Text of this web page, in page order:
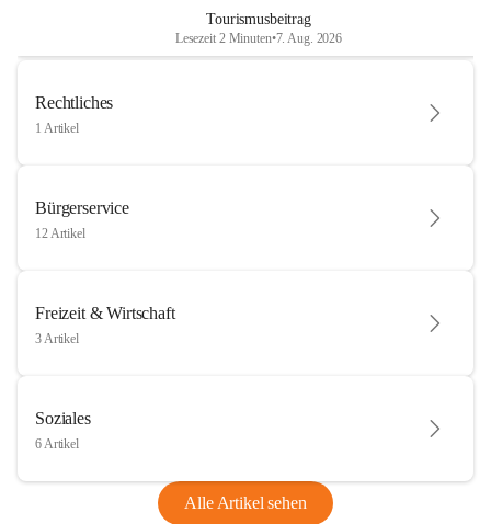
Tourismusbeitrag
Lesezeit 2 Minuten•7. Aug. 2026
Rechtliches
1 Artikel
Bürgerservice
12 Artikel
Freizeit & Wirtschaft
3 Artikel
Soziales
6 Artikel
Alle Artikel sehen